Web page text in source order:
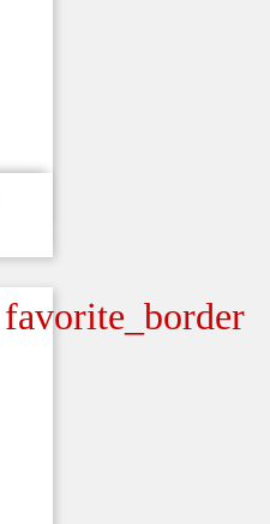
favorite_border